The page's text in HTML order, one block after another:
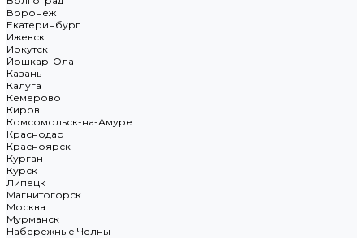
Воронеж
Екатеринбург
Ижевск
Иркутск
Йошкар-Ола
Казань
Калуга
Кемерово
Киров
Комсомольск-на-Амуре
Краснодар
Красноярск
Курган
Курск
Липецк
Магнитогорск
Москва
Мурманск
Набережные Челны